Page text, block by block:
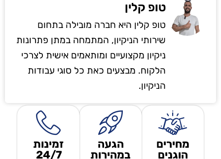
טופ קלין
טופ קלין היא חברה מובילה בתחום
שירותי הניקיון, המתמחה במתן פתרונות
ניקיון מקצועיים ומותאמים אישית לצרכי
הלקוח. מבצעים כאת כל סוגי עבודות
הניקיון.
מחירים
הוגנים
הגעה
במהירות
זמינות
24/7